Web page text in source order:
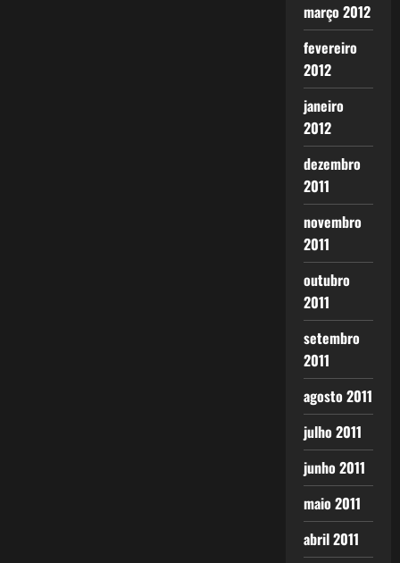
março 2012
fevereiro
2012
janeiro
2012
dezembro
2011
novembro
2011
outubro
2011
setembro
2011
agosto 2011
julho 2011
junho 2011
maio 2011
abril 2011